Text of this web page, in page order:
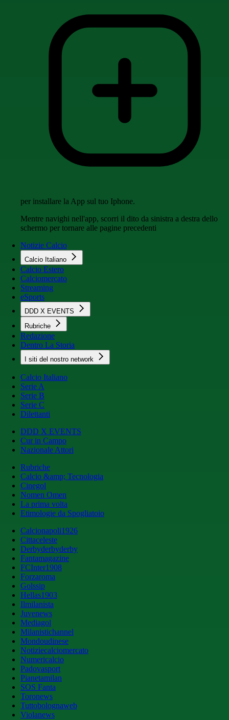
per installare la App sul tuo Iphone.
Mentre navighi nell'app, scorri il dito da sinistra a destra dello
schermo per tornare alle pagine precedenti
Notizie Calcio
Calcio Italiano
Calcio Estero
Calciomercato
Streaming
eSports
DDD X EVENTS
Rubriche
Redazione
Dentro La Storia
I siti del nostro network
Calcio Italiano
Serie A
Serie B
Serie C
Dilettanti
DDD X EVENTS
Cur in Campo
Nazionale Attori
Rubriche
Calcio &amp; Tecnologia
Cinegol
Nomen Omen
La prima volta
Etimologie da Spogliatoio
Calcionapoli1926
Cittaceleste
Derbyderbyderby
Fantamagazine
FCInter1908
Forzaroma
Golssip
Hellas1903
Ilmilanista
Juvenews
Mediagol
Milanistichannel
Mondoudinese
Notiziecalciomercato
Numericalcio
Padovasport
Pianetamilan
SOS Fanta
Toronews
Tuttobolognaweb
Violanews